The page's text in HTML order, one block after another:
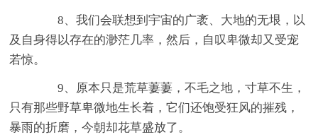
8、我们会联想到宇宙的广袤、大地的无垠，以
及自身得以存在的渺茫几率，然后，自叹卑微却又受宠
若惊。
9、原本只是荒草萋萋，不毛之地，寸草不生，
只有那些野草卑微地生长着，它们还饱受狂风的摧残，
暴雨的折磨，今朝却花草盛放了。